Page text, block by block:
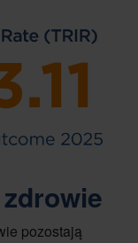
pozostają